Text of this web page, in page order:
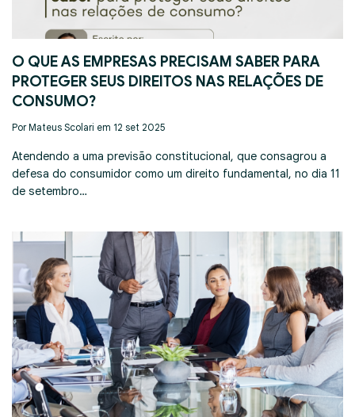
O QUE AS EMPRESAS PRECISAM SABER PARA
PROTEGER SEUS DIREITOS NAS RELAÇÕES DE
CONSUMO?
Por Mateus Scolari em 12 set 2025
Atendendo a uma previsão constitucional, que consagrou a
defesa do consumidor como um direito fundamental, no dia 11
de setembro…